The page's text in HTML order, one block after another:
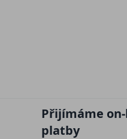
Přijímáme
platby